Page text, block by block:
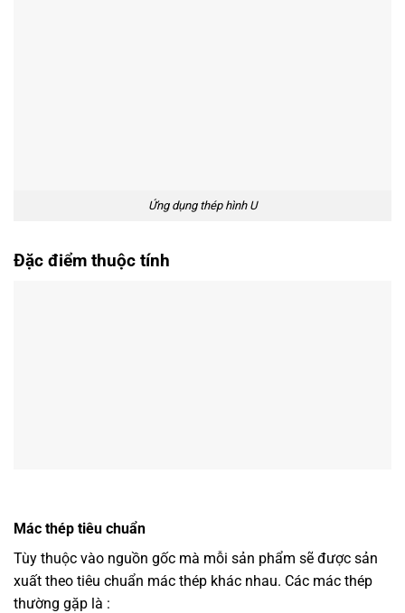
Ứng dụng thép hình U
Đặc điểm thuộc tính
Mác thép tiêu chuẩn
Tùy thuộc vào nguồn gốc mà mỗi sản phẩm sẽ được sản
xuất theo tiêu chuẩn mác thép khác nhau. Các mác thép
thường gặp là :